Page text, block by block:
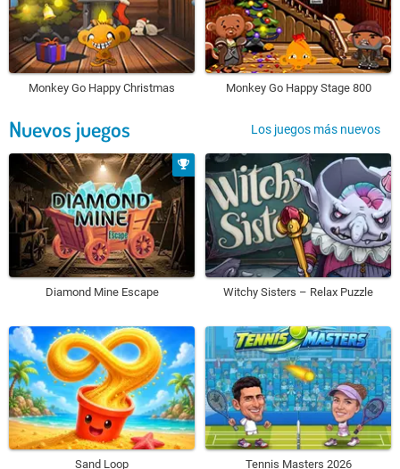
Monkey Go Happy Christmas Monkey Go Happy Stage 800
Nuevos juegos Los juegos más nuevos
Diamond Mine Escape Witchy Sisters – Relax Puzzle
Sand Loop Tennis Masters 2026